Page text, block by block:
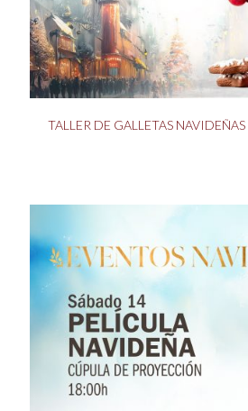
TALLER DE GALLETAS NAVIDEÑAS